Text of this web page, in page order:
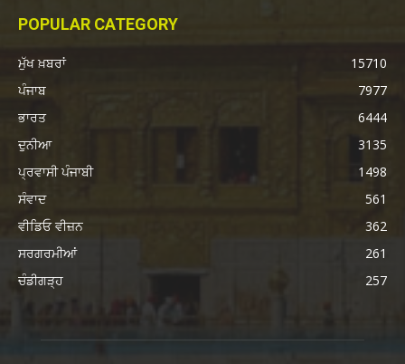
POPULAR CATEGORY
ਮੁੱਖ ਖ਼ਬਰਾਂ
15710
ਪੰਜਾਬ
7977
ਭਾਰਤ
6444
ਦੁਨੀਆ
3135
ਪ੍ਰਵਾਸੀ ਪੰਜਾਬੀ
1498
ਸੰਵਾਦ
561
ਵੀਡਿਓ ਵੀਜ਼ਨ
362
ਸਰਗਰਮੀਆਂ
261
ਚੰਡੀਗੜ੍ਹ
257